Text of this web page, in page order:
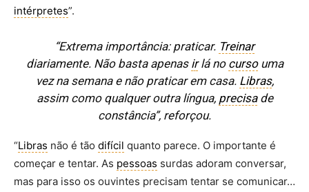
intérpretes”.
“Extrema importância: praticar. Treinar
diariamente. Não basta apenas irlá no cursouma
vez na semana e não praticar em casa. Libras,
assim como qualquer outra língua, precisade
constância”, reforçou.
“Libras não é tão difícil quanto parece. O importante é
começar e tentar. As pessoas surdas adoram conversar,
mas para isso os ouvintes precisam tentar se comunicar…